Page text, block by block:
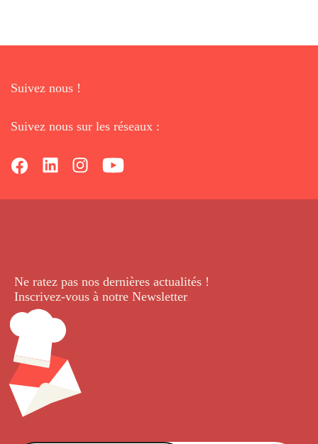
Suivez nous !
Suivez nous sur les réseaux :
Ne ratez pas nos dernières actualités !
Inscrivez-vous à notre Newsletter.